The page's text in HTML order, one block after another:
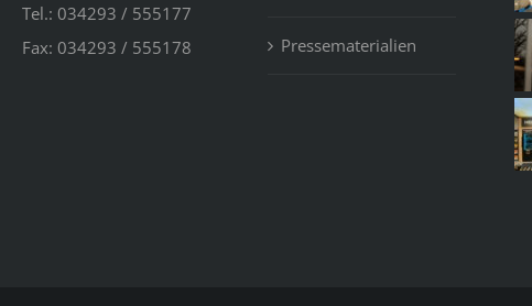
Tel.: 034293 / 555177
Fax: 034293 / 555178
Pressematerialien